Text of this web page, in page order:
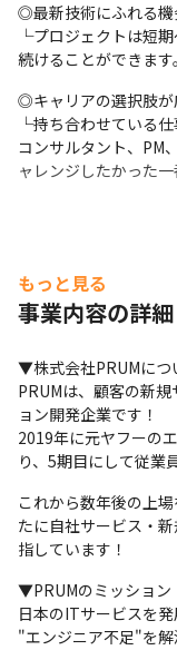
◎最新技術にふれる機
└プロジェクトは短
続けることができます。
◎キャリアの選択肢が
└持ち合わせている仕
コンサルタント、PM
ャレンジしたかった
もっと見る
事業内容の詳細
▼株式会社PRUMにつ
PRUMは、顧客の新
ョン開発企業です！
2019年に元ヤフーの
り、5期目にして従業
これから数年後の上
たに自社サービス・
指しています！
▼PRUMのミッション
日本のITサービスを発
"エンジニア不足"を解